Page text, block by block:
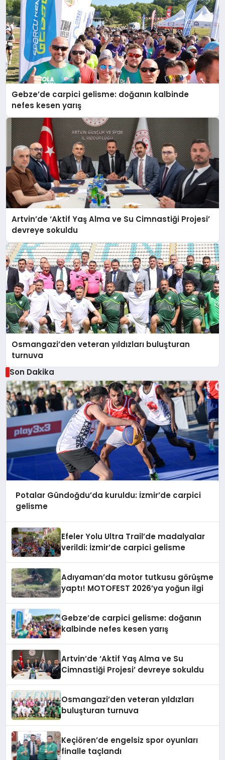
Gebze’de carpici gelisme: doğanın kalbinde
nefes kesen yarış
Artvin’de ‘Aktif Yaş Alma ve Su Cimnastiği Projesi’
devreye sokuldu
Osmangazi’den veteran yıldızları buluşturan
turnuva
Son Dakika
Potalar Gündoğdu’da kuruldu: İzmir’de carpici
gelisme
Efeler Yolu Ultra Trail’de madalyalar
verildi: İzmir’de carpici gelisme
Adıyaman’da motor tutkusu görüşme
yaptı! MOTOFEST 2026’ya yoğun ilgi
Gebze’de carpici gelisme: doğanın
kalbinde nefes kesen yarış
Artvin’de ‘Aktif Yaş Alma ve Su
Cimnastiği Projesi’ devreye sokuldu
Osmangazi’den veteran yıldızları
buluşturan turnuva
Keçiören’de engelsiz spor oyunları
finalle taçlandı